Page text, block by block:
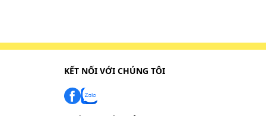
KẾT NỐI VỚI CHÚNG TÔI